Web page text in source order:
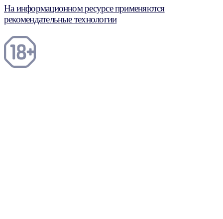
На информационном ресурсе применяются
рекомендательные технологии